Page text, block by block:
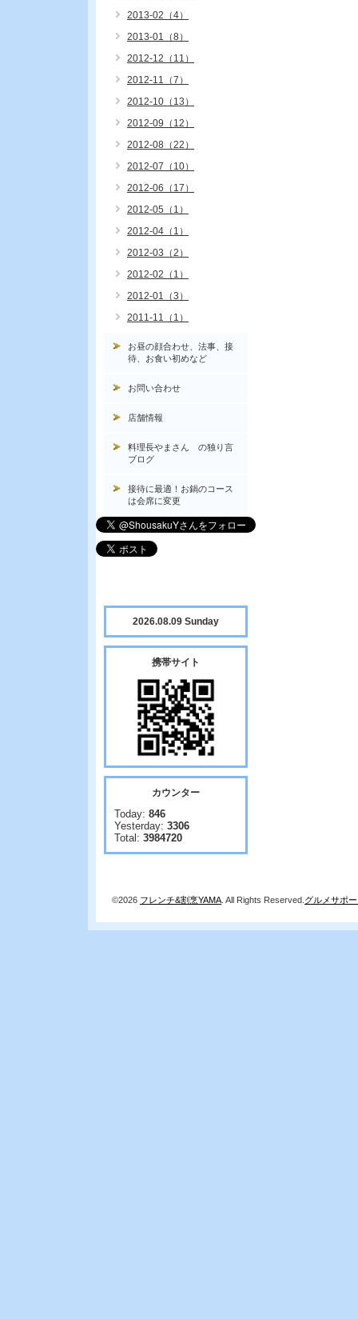
2013-02（4）
2013-01（8）
2012-12（11）
2012-11（7）
2012-10（13）
2012-09（12）
2012-08（22）
2012-07（10）
2012-06（17）
2012-05（1）
2012-04（1）
2012-03（2）
2012-02（1）
2012-01（3）
2011-11（1）
お昼の顔合わせ、法事、接
待、お食い初めなど
お問い合わせ
店舗情報
料理長やまさん の独り言
ブログ
接待に最適！お鍋のコース
は会席に変更
2026.08.09 Sunday
携帯サイト
カウンター
Today: 846
Yesterday: 3306
Total: 3984720
©2026 フレンチ&割烹YAMA . All Rights Reserved. グルメサポ